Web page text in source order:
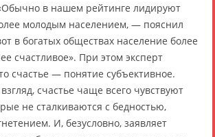
«Обычно в нашем рейтинге лидируют
молодым населением, — пояснил
в богатых обществах население более
счастливое». При этом эксперт
счастье — понятие субъективное.
счастье чаще всего чувствуют
не сталкиваются с бедностью,
И, безусловно, заявляет